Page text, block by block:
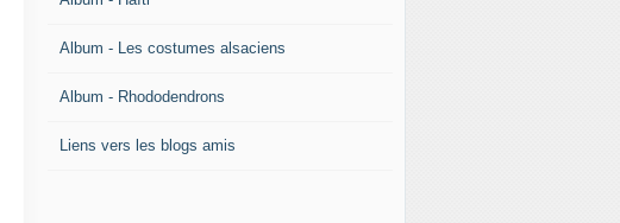
Album - Les costumes alsaciens
Album - Rhododendrons
Liens vers les blogs amis